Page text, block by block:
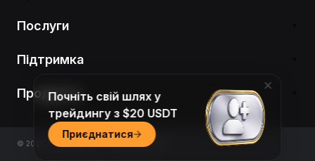
Послуги
Підтримка
Продукти
© 2018-2026 Bybit.com. All rights reserved.
Почніть свій шлях у
трейдингу з $20 USDT
Приєднатися